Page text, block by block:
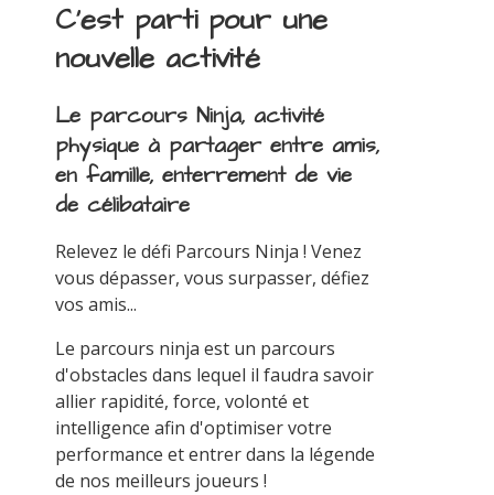
C'est parti pour une
nouvelle activité
Le parcours Ninja, activité
physique à partager entre amis,
en famille, enterrement de vie
de célibataire
Relevez le défi Parcours Ninja ! Venez
vous dépasser, vous surpasser, défiez
vos amis...
Le parcours ninja est un parcours
d'obstacles dans lequel il faudra savoir
allier rapidité, force, volonté et
intelligence afin d'optimiser votre
performance et entrer dans la légende
de nos meilleurs joueurs !